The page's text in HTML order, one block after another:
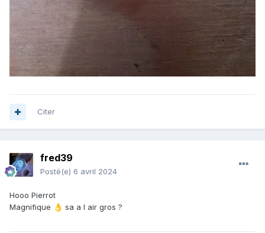
Citer
fred39
Posté(e) 6 avril 2024
Hooo Pierrot
Magnifique 👌 sa a l air gros ?